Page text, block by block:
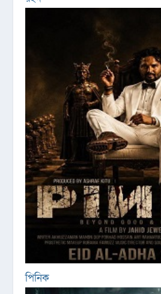
পিনিক